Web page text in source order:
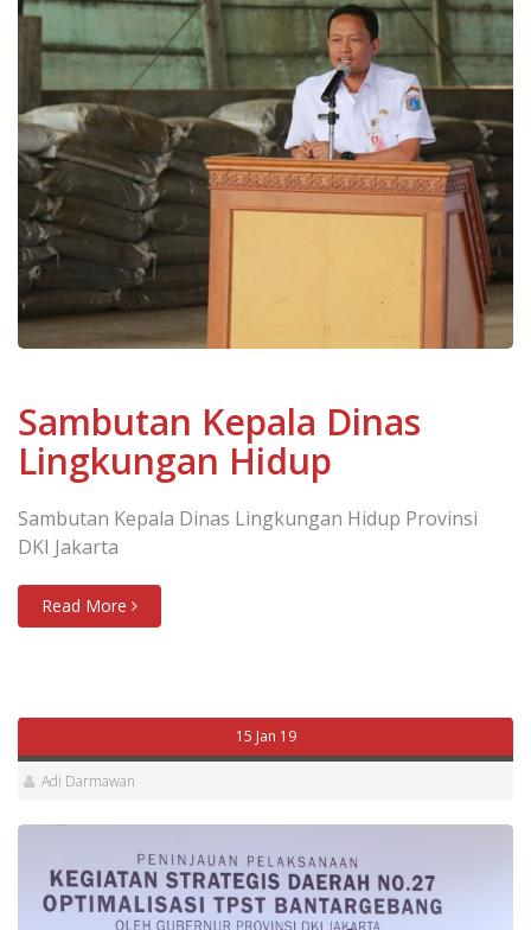
Sambutan Kepala Dinas
Lingkungan Hidup
Sambutan Kepala Dinas Lingkungan Hidup Provinsi
DKI Jakarta
Read More
15 Jan 19
Adi Darmawan